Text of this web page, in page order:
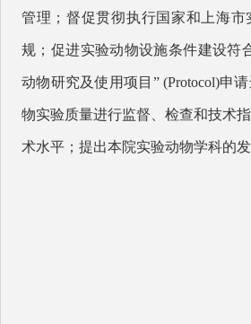
管理；督促贯彻执行国家和上海
规；促进实验动物设施条件建设符
动物研究及使用项目” (Protocol)申
物实验质量进行监督、检查和技术
术水平；提出本院实验动物学科的发